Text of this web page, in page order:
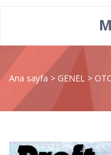
Ana sayfa > GENEL >